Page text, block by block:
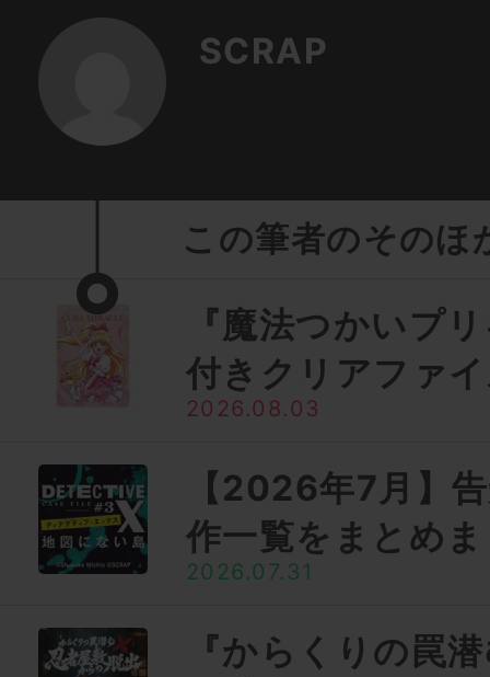
SCRAP
この筆者のそのほ
『魔法つかいプ
付きクリアファ
2026.08.03
【2026年7月】
作一覧をまとめ
2026.07.31
『からくりの罠